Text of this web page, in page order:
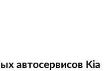
автосервисов Kia